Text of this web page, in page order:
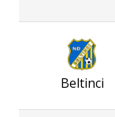
Beltinci